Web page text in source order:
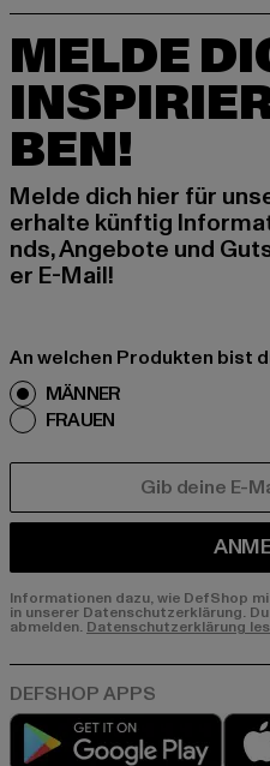
MELDE
BEN!
Melde dich hier für
erhalte künftig
nds, Angebote und
er E-Mail!
An welchen Produkten bist
MÄNNER
FRAUEN
Informationen dazu, wie DefShop
in unserer Datenschutzerklärung.
abmelden. Datenschutzerklärung
Play